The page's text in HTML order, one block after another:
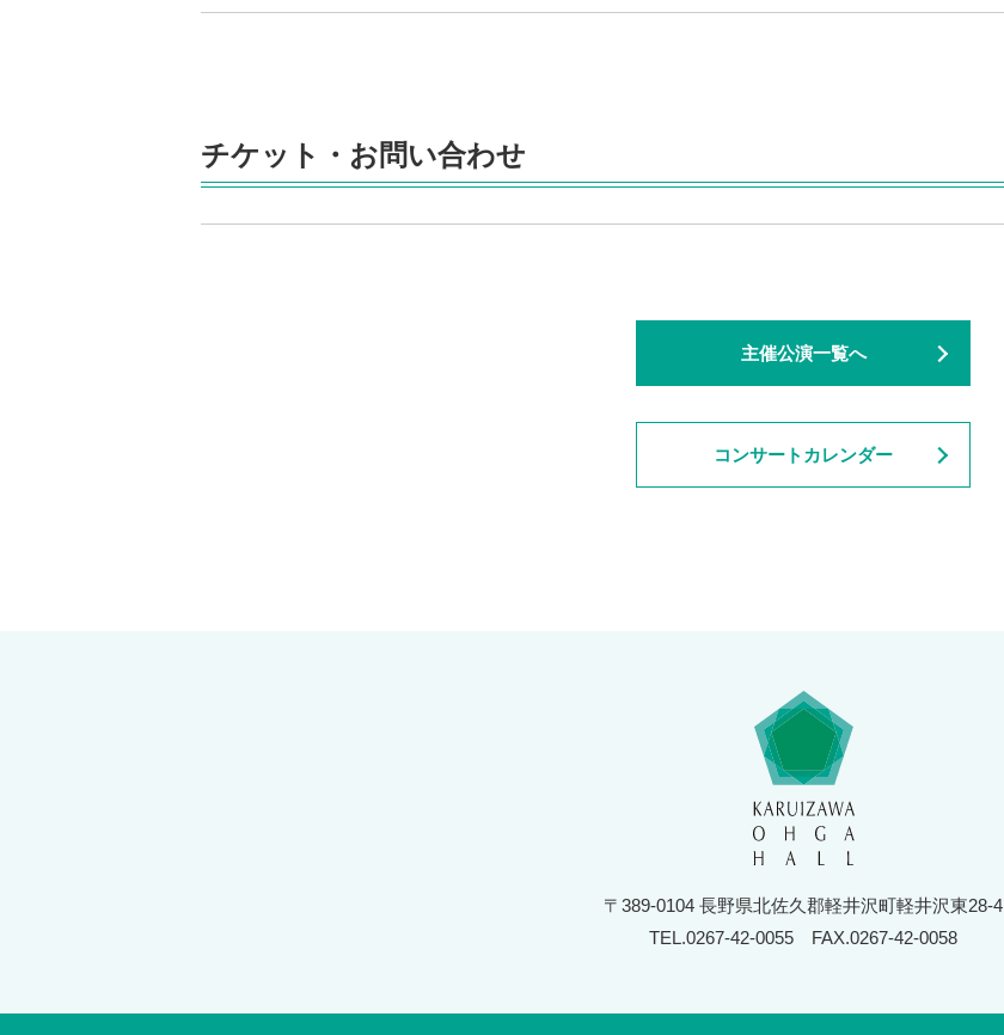
チケット・お問い合わせ
主催公演一覧へ
コンサートカレンダー
〒389-0104 長野県北佐久郡軽井沢町軽井沢東28-4
TEL.0267-42-0055 FAX.0267-42-0058